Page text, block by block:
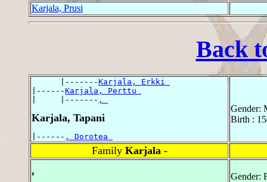
Karjala, Prusi
Back
      |-------
Karjala, Erkki
|------Karjala, Perttu
|     |------- ,
Karjala, Tapani
|------ , Dorotea
Gender:
Birth :
Family Karjala -
,
Gender: